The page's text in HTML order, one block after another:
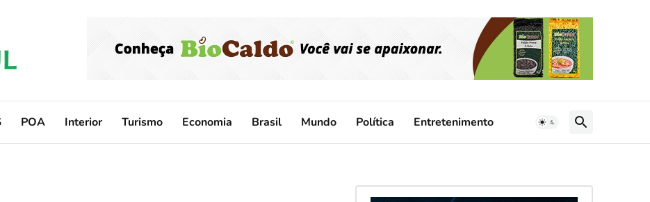
POA Interior Turismo Economia Brasil Mundo Política Entretenimento